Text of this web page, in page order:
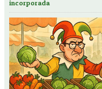
incorporada